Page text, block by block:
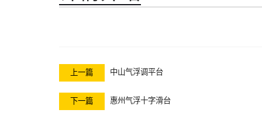
上一篇 中山气浮调平台
下一篇 惠州气浮十字滑台